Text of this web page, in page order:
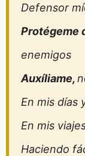
Defensor
Protégeme
enemigos
Auxíliame,
En mis días
En mis
Haciendo